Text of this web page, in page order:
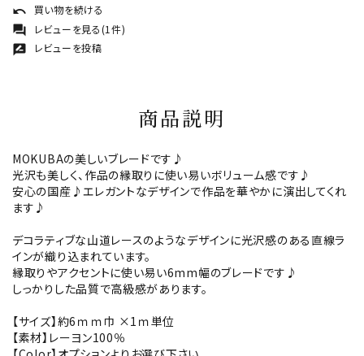
undo 買い物を続ける
forum レビューを見る(1件)
rate_review レビューを投稿
商品説明
MOKUBAの美しいブレードです♪
光沢も美しく、作品の縁取りに使い易いボリューム感です♪
安心の国産♪エレガントなデザインで作品を華やかに演出してくれ
ます♪
デコラティブな山道レースのようなデザインに光沢感のある直線ラ
インが織り込まれています。
縁取りやアクセントに使い易い6mm幅のブレードです♪
しっかりした品質で高級感があります。
【サイズ】約6ｍｍ巾 ×1ｍ単位
【素材】レーヨン100％